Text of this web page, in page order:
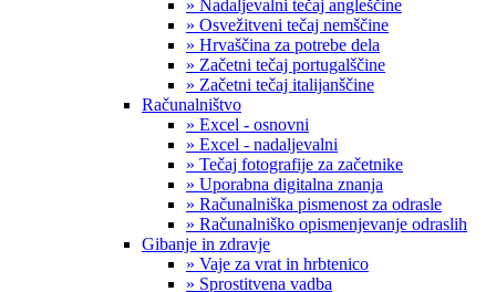
» Nadaljevalni tečaj angleščine
» Osvežitveni tečaj nemščine
» Hrvaščina za potrebe dela
» Začetni tečaj portugalščine
» Začetni tečaj italijanščine
Računalništvo
» Excel - osnovni
» Excel - nadaljevalni
» Tečaj fotografije za začetnike
» Uporabna digitalna znanja
» Računalniška pismenost za odrasle
» Računalniško opismenjevanje odraslih
Gibanje in zdravje
» Vaje za vrat in hrbtenico
» Sprostitvena vadba